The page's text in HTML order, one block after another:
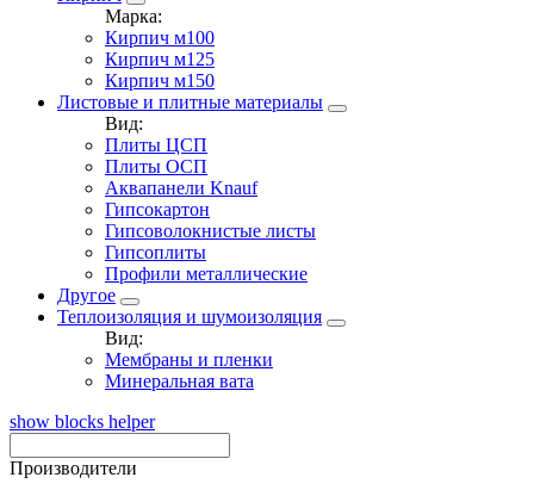
Марка:
Кирпич м100
Кирпич м125
Кирпич м150
Листовые и плитные материалы
Вид:
Плиты ЦСП
Плиты ОСП
Аквапанели Knauf
Гипсокартон
Гипсоволокнистые листы
Гипсоплиты
Профили металлические
Другое
Теплоизоляция и шумоизоляция
Вид:
Мембраны и пленки
Минеральная вата
show blocks helper
Производители